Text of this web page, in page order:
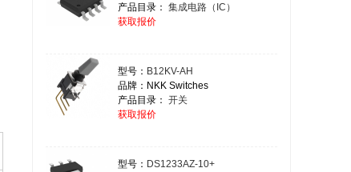
产品目录： 集成电路（IC）
获取报价
型号： B12KV-AH
品牌：NKK Switches
产品目录： 开关
获取报价
型号： DS1233AZ-10+